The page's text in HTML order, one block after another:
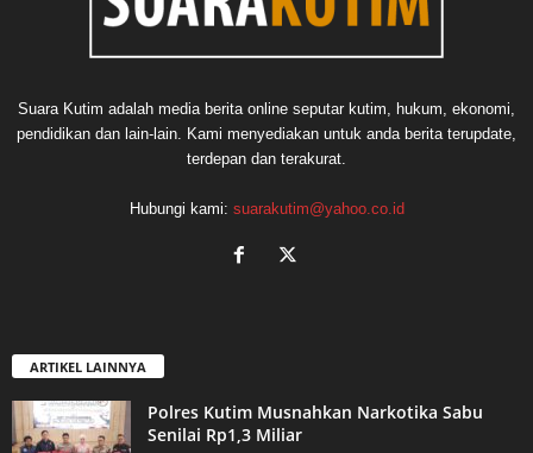
Suara Kutim adalah media berita online seputar kutim, hukum, ekonomi,
pendidikan dan lain-lain. Kami menyediakan untuk anda berita terupdate,
terdepan dan terakurat.
Hubungi kami: suarakutim@yahoo.co.id
ARTIKEL LAINNYA
Polres Kutim Musnahkan Narkotika Sabu
Senilai Rp1,3 Miliar